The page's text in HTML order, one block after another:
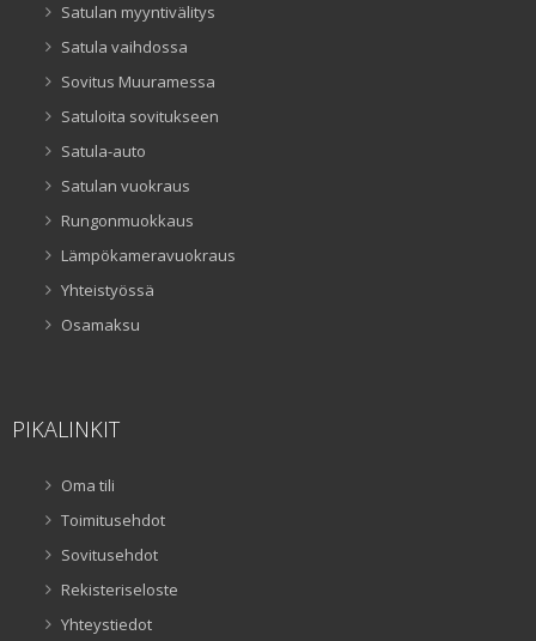
Satulan myyntivälitys
Satula vaihdossa
Sovitus Muuramessa
Satuloita sovitukseen
Satula-auto
Satulan vuokraus
Rungonmuokkaus
Lämpökameravuokraus
Yhteistyössä
Osamaksu
PIKALINKIT
Oma tili
Toimitusehdot
Sovitusehdot
Rekisteriseloste
Yhteystiedot